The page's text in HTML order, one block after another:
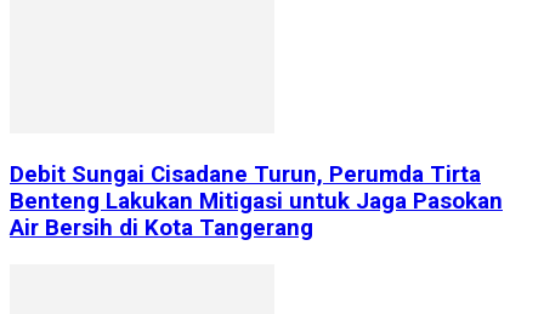
Debit Sungai Cisadane Turun, Perumda Tirta
Benteng Lakukan Mitigasi untuk Jaga Pasokan
Air Bersih di Kota Tangerang